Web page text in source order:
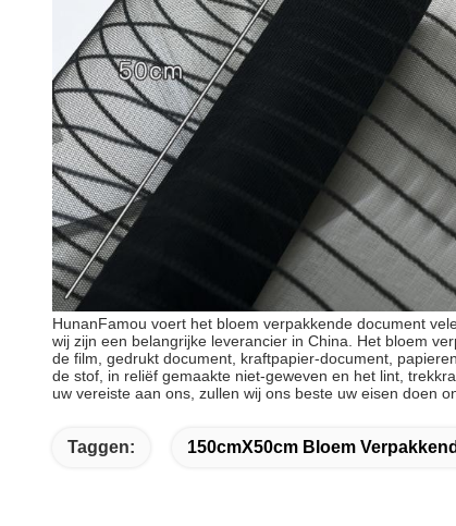
HunanFamou voert het bloem verpakkende document
wij zijn een belangrijke leverancier in China. Het bloem
de film, gedrukt document, kraftpapier-document,
de stof, in reliëf gemaakte niet-geweven en het lint,
uw vereiste aan ons, zullen wij ons beste uw eisen doen
Taggen: 150cmX50cm Bloem